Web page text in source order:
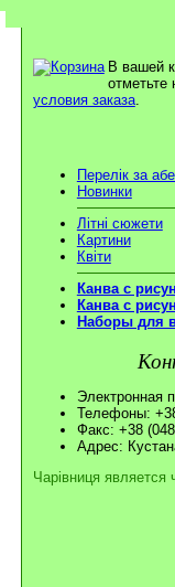
В вашей
отметьте
условия заказа.
Перелік за
Новинки
Літні сюжети
Картини
Квіти
Канва с
Канва с
Наборы для
Электронная
Телефоны: +38
Факс: +38
Адрес:
Чарівниця